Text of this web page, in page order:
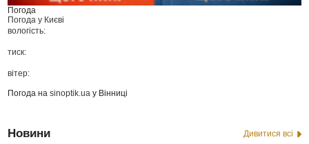
Погода
Погода у Києві
вологість:
тиск:
вітер:
Погода наsinoptik.ua у Вінниці
Новини Дивитися всі